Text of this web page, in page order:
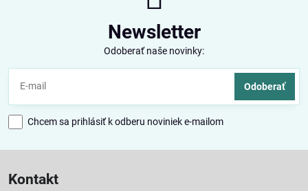
Newsletter
Odoberať naše novinky:
Odoberať
Chcem sa prihlásiť k odberu noviniek e-mailom
Kontakt